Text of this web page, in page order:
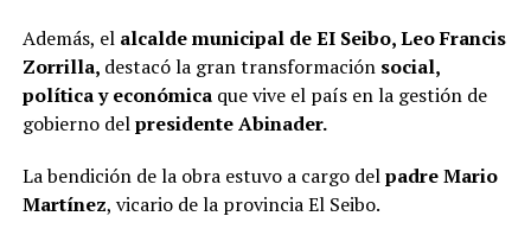
Además, el alcalde municipal de EI Seibo, Leo Francis
Zorrilla, destacó la gran transformación social,
política y económica que vive el país en la gestión de
gobierno delpresidente Abinader.
La bendición de la obra estuvo a cargo delpadre Mario
Martínez, vicario de la provincia El Seibo.